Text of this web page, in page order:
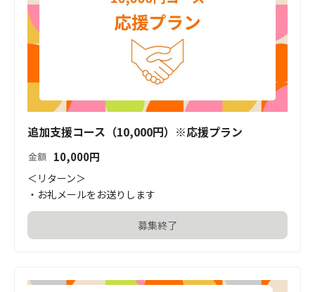
追加支援コース（10,000円）※応援プラン
金額 10,000円
＜リターン＞
・お礼メールをお送りします
募集終了